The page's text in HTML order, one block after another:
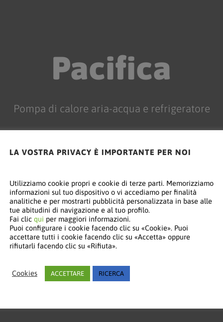
Pacifica
Pompa di calore aria-acqua e refrigeratore
LA VOSTRA PRIVACY È IMPORTANTE PER NOI
Utilizziamo cookie propri e cookie di terze parti. Memorizziamo
informazioni sul tuo dispositivo o vi accediamo per finalità
analitiche e per mostrarti pubblicità personalizzata in base alle
tue abitudini di navigazione e al tuo profilo.
Fai clic qui per maggiori informazioni.
Puoi configurare i cookie facendo clic su «Cookie». Puoi
accettare tutti i cookie facendo clic su «Accetta» oppure
rifiutarli facendo clic su «Rifiuta».
Cookies ACCETTARE RICERCA